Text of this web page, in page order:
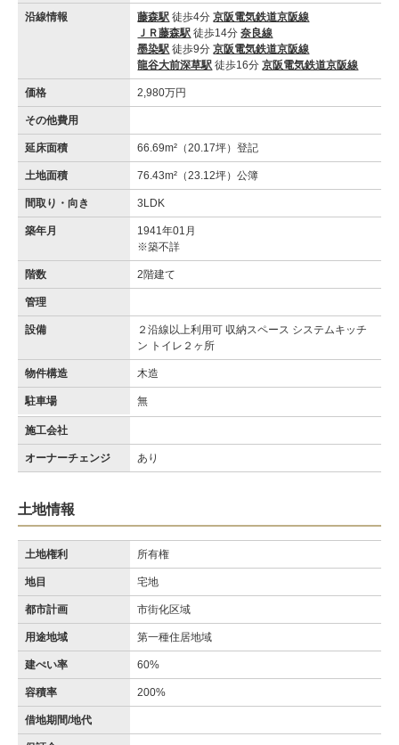
沿線情報 藤森駅 徒歩4分京阪電気鉄道京阪線
ＪＲ藤森駅 徒歩14分奈良線
墨染駅 徒歩9分京阪電気鉄道京阪線
龍谷大前深草駅 徒歩16分京阪電気鉄道京阪線
価格 2,980万円
その他費用
延床面積 66.69m²（20.17坪）登記
土地面積 76.43m²（23.12坪）公簿
間取り・向き 3LDK
築年月
1941年01月
※築不詳
階数 2階建て
管理
設備
２沿線以上利用可 収納スペース システムキッチ
ン トイレ２ヶ所
物件構造 木造
駐車場 無
施工会社
オーナーチェンジ あり
土地情報
土地権利 所有権
地目 宅地
都市計画 市街化区域
用途地域 第一種住居地域
建ぺい率 60%
容積率 200%
借地期間/地代